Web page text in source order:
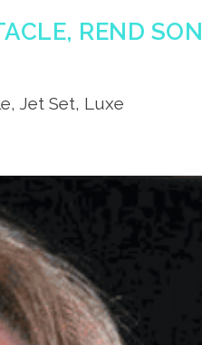
REND SON
Jet Set, Luxe